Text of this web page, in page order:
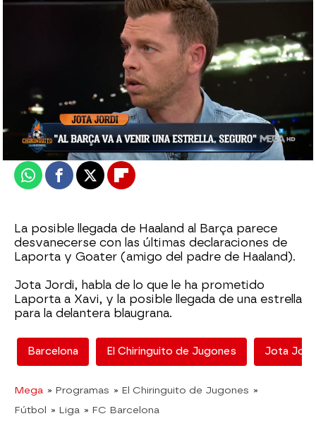
Madrid
Actualizado:29 de marzo de 2022, 06:00
Publicado:29 de marzo de 2022, 00:52
WhatsappFacebook
X Flipboard
La posible llegada de Haaland al Barça parece
desvanecerse con las últimas declaraciones de
Laporta y Goater (amigo del padre de Haaland).
Jota Jordi, habla de lo que le ha prometido
Laporta a Xavi, y la posible llegada de una estrella
para la delantera blaugrana.
Barcelona El Chiringuito de Jugones Jota
Mega » Programas » El Chiringuito de Jugones »
Fútbol » Liga » FC Barcelona